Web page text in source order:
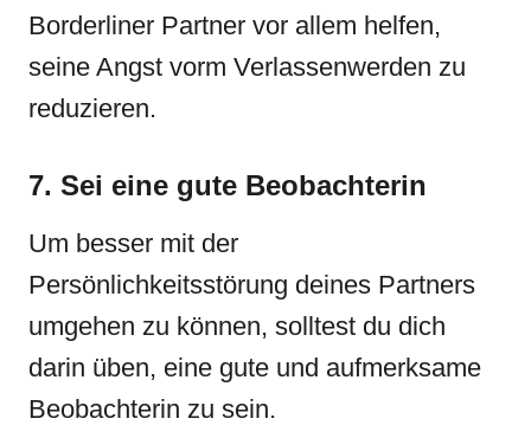
Borderliner Partner vor allem helfen,
seine Angst vorm Verlassenwerden zu
reduzieren.
7. Sei eine gute Beobachterin
Um besser mit der
Persönlichkeitsstörung deines Partners
umgehen zu können, solltest du dich
darin üben, eine gute und aufmerksame
Beobachterin zu sein.